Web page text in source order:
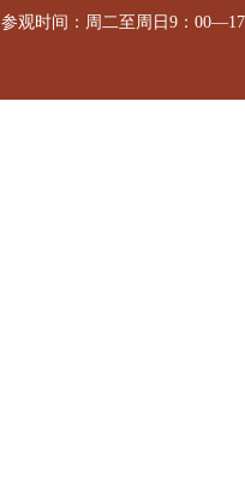
参观时间：周二至周日9：